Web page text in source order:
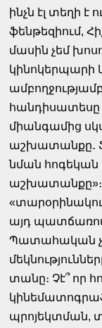
ինչն էլ տեղի է
ֆենթեզիում,
մասին չեմ
կինոկերպարի
հանդիսատեսը
միանգամից
աշխատանքը․
նման հոգեկան
աշխատանքը»։
այդ պատճառով
Պատահական
տանը։ Չէ՞ որ
պրոյեկտման,